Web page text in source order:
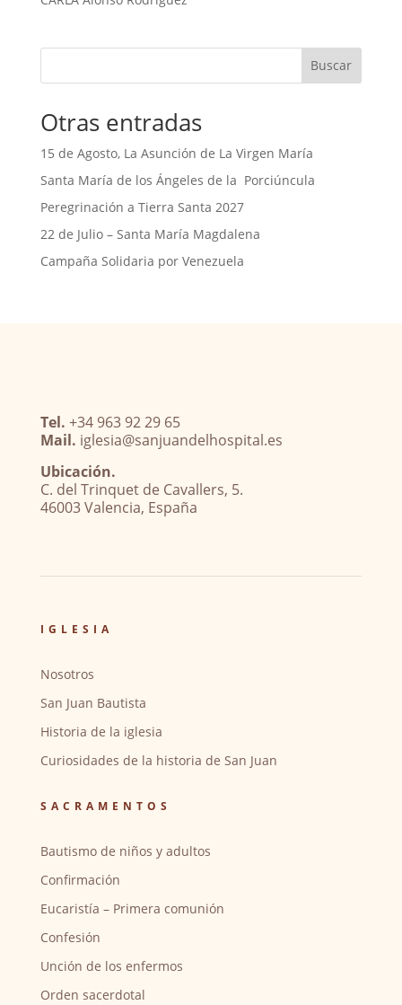
Buscar
Otras entradas
15 de Agosto, La Asunción de La Virgen María
Santa María de los Ángeles de la Porciúncula
Peregrinación a Tierra Santa 2027
22 de Julio – Santa María Magdalena
Campaña Solidaria por Venezuela
Tel. +34 963 92 29 65
Mail. iglesia@sanjuandelhospital.es
Ubicación.
C. del Trinquet de Cavallers, 5.
46003 Valencia, España
IGLESIA
Nosotros
San Juan Bautista
Historia de la iglesia
Curiosidades de la historia de San Juan
SACRAMENTOS
Bautismo de niños y adultos
Confirmación
Eucaristía – Primera comunión
Confesión
Unción de los enfermos
Orden sacerdotal